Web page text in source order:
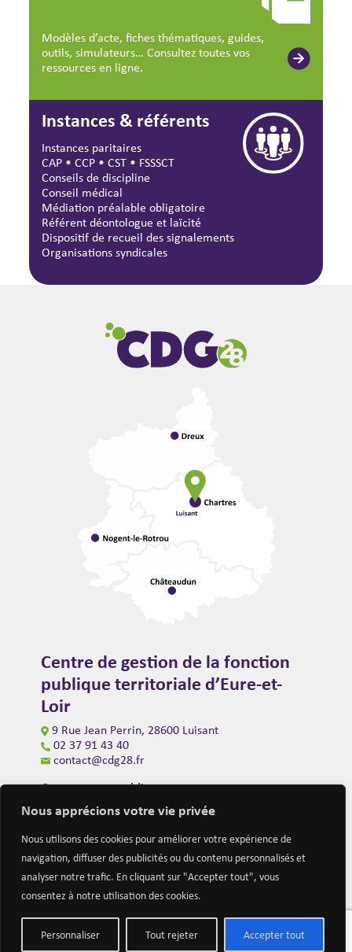
Nous apprécions votre vie privée
Nous utilisons des cookies pour améliorer votre expérience de
navigation, diffuser des publicités ou du contenu personnalisés et
analyser notre trafic. En cliquant sur "Accepter tout", vous
consentez à notre utilisation des cookies.
Personnaliser Tout rejeter Accepter tout
Modèles d’acte, fiches thématiques, guides,
outils, simulateurs… Consultez toutes vos
ressources en ligne.
Instances & référents
Instances paritaires
CAP •CCP •CST • FSSSCT
Conseils de discipline
Conseil médical
Médiation préalable obligatoire
Référent déontologue et laïcité
Dispositif de recueil des signalements
Organisations syndicales
Centre de gestion de la fonction
publique territoriale d’Eure-et-
Loir
9 Rue Jean Perrin, 28600 Luisant
02 37 91 43 40
contact@cdg28.fr
Ouverture au public
du lundi au vendredi de 9h00 à 12h00
et de 14h00 à 16h30
(fermeture à 16h00 le vendredi)
Mentions légales Nous contacter Actualités